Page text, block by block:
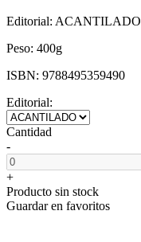
Editorial: ACANTILADO
Peso: 400g
ISBN: 9788495359490
Editorial:
Cantidad
-
+
Producto sin stock
Guardar en favoritos